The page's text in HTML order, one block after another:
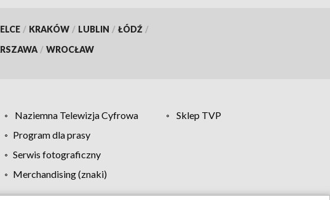
/ KRAKÓW / LUBLIN / ŁÓDŹ /
/ WROCŁAW
Naziemna Telewizja Cyfrowa
Sklep TVP
Program dla prasy
Serwis fotograficzny
Merchandising (znaki)